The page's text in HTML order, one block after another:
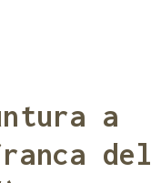
a
del